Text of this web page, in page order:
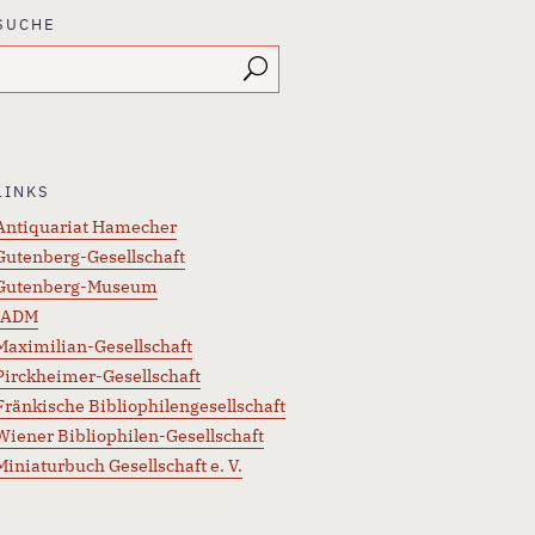
Hamecher
Gesellschaft
Museum
Gesellschaft
Gesellschaft
Bibliophilengesellschaft
Bibliophilen-Gesellschaft
Gesellschaft e. V.